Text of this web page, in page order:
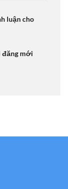
luận cho
đăng mới